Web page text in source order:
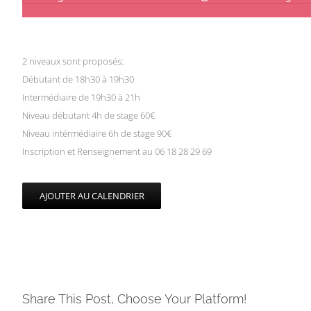
2 niveaux sont proposés:
Débutant de 18h30 à 19h30
Intermédiaire de 19h30 à 21h
Niveau débutant 4h de stage 60€
Niveau intérmédiaire 6h de stage 90€
Inscription et Renseignement au 06 18 28 29 69
AJOUTER AU CALENDRIER
Share This Post, Choose Your Platform!